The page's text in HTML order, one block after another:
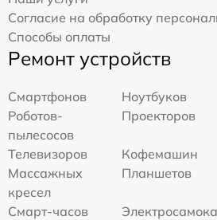
Согласие на обработку
Способы оплаты
Ремонт устройств
Смартфонов
Ноутбуков
Роботов-
пылесосов
Проекторов
Телевизоров
Кофемашин
Массажных
кресел
Планшетов
Смарт-часов